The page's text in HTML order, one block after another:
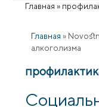
Вы здесь
Главная »
Главная »
алкоголизма